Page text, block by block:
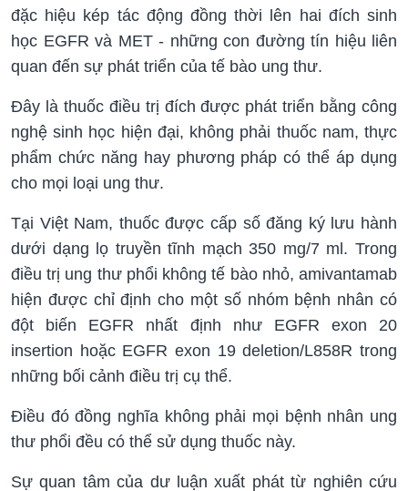
đặc hiệu kép tác động đồng thời lên hai đích sinh
học EGFR và MET - những con đường tín hiệu liên
quan đến sự phát triển của tế bào ung thư.
Đây là thuốc điều trị đích được phát triển bằng công
nghệ sinh học hiện đại, không phải thuốc nam, thực
phẩm chức năng hay phương pháp có thể áp dụng
cho mọi loại ung thư.
Tại Việt Nam, thuốc được cấp số đăng ký lưu hành
dưới dạng lọ truyền tĩnh mạch 350 mg/7 ml. Trong
điều trị ung thư phổi không tế bào nhỏ, amivantamab
hiện được chỉ định cho một số nhóm bệnh nhân có
đột biến EGFR nhất định như EGFR exon 20
insertion hoặc EGFR exon 19 deletion/L858R trong
những bối cảnh điều trị cụ thể.
Điều đó đồng nghĩa không phải mọi bệnh nhân ung
thư phổi đều có thể sử dụng thuốc này.
Sự quan tâm của dư luận xuất phát từ nghiên cứu